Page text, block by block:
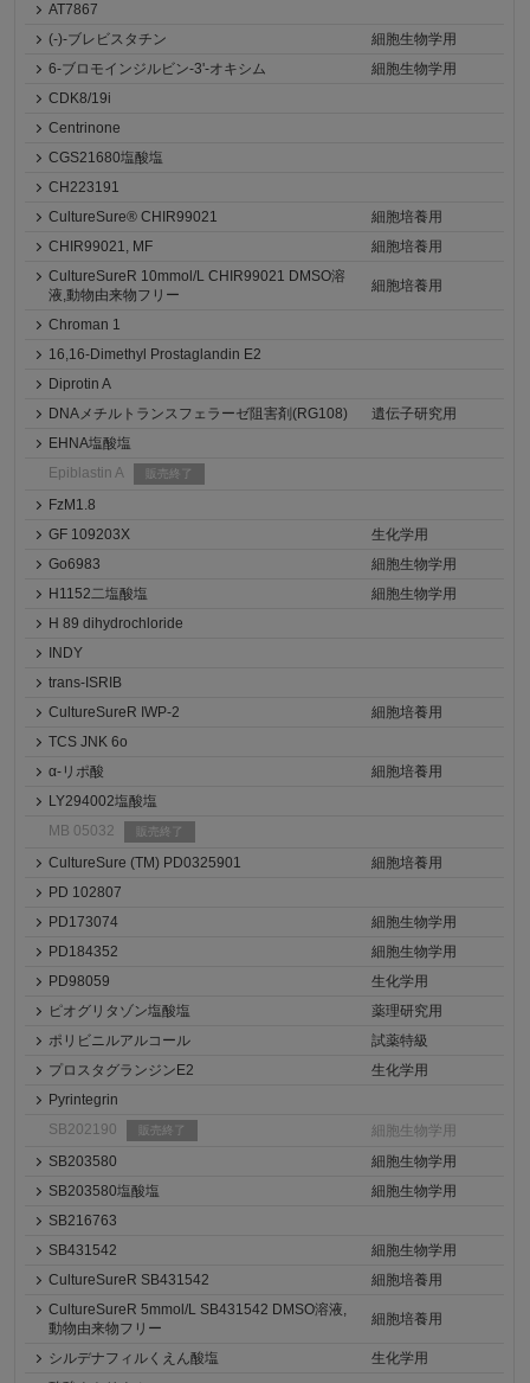
AT7867
(-)-ブレビスタチン
細胞生物学用
6-ブロモインジルビン-3'-オキシム
細胞生物学用
CDK8/19i
Centrinone
CGS21680塩酸塩
CH223191
CultureSure® CHIR99021
細胞培養用
CHIR99021, MF
細胞培養用
CultureSureR 10mmol/L CHIR99021 DMSO溶
液,動物由来物フリー
細胞培養用
Chroman 1
16,16-Dimethyl Prostaglandin E2
Diprotin A
DNAメチルトランスフェラーゼ阻害剤(RG108)
遺伝子研究用
EHNA塩酸塩
Epiblastin A
販売終了
FzM1.8
GF 109203X
生化学用
Go6983
細胞生物学用
H1152二塩酸塩
細胞生物学用
H 89 dihydrochloride
INDY
trans-ISRIB
CultureSureR IWP-2
細胞培養用
TCS JNK 6o
α-リポ酸
細胞培養用
LY294002塩酸塩
MB 05032
販売終了
CultureSure (TM) PD0325901
細胞培養用
PD 102807
PD173074
細胞生物学用
PD184352
細胞生物学用
PD98059
生化学用
ピオグリタゾン塩酸塩
薬理研究用
ポリビニルアルコール
試薬特級
プロスタグランジンE2
生化学用
Pyrintegrin
SB202190
販売終了
細胞生物学用
SB203580
細胞生物学用
SB203580塩酸塩
細胞生物学用
SB216763
SB431542
細胞生物学用
CultureSureR SB431542
細胞培養用
CultureSureR 5mmol/L SB431542 DMSO溶液,
動物由来物フリー
細胞培養用
シルデナフィルくえん酸塩
生化学用